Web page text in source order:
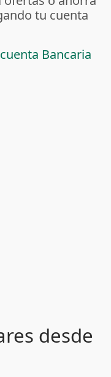
tu cuenta
Bancaria
desde